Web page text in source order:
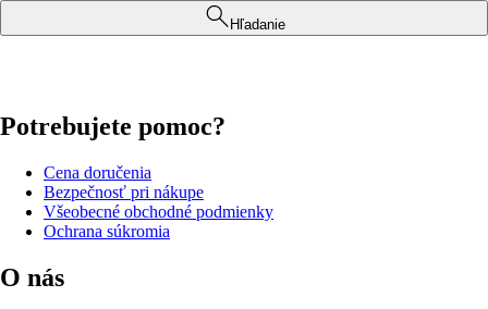
Hľadanie
Potrebujete pomoc?
Cena doručenia
Bezpečnosť pri nákupe
Všeobecné obchodné podmienky
Ochrana súkromia
O nás